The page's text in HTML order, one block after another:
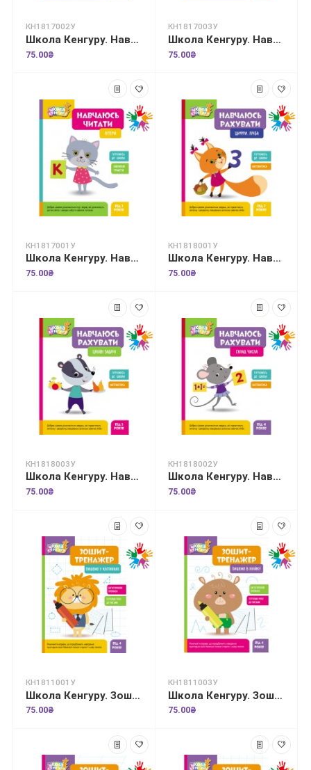
КН1817002У
Школа Кенгуру. Навчаюсь читати. Слова
75.00₴
КН1817003У
Школа Кенгуру. Навчаюсь читати. Речення
75.00₴
КН1817001У
Школа Кенгуру. Навчаюсь читати. Літери
75.00₴
КН1818001У
Школа Кенгуру. Навчаюсь рахувати. Цифри. Лічба
75.00₴
КН1818003У
Школа Кенгуру. Навчаюсь рахувати. Цікаві задачі
75.00₴
КН1818002У
Школа Кенгуру. Навчаюсь рахувати. Склад числа
75.00₴
КН1811001У
Школа Кенгуру. Зошит-тренажер. Пишемо у клітинках
75.00₴
КН1811003У
Школа Кенгуру. Зошит-тренажер. Пишемо в лінійку
75.00₴